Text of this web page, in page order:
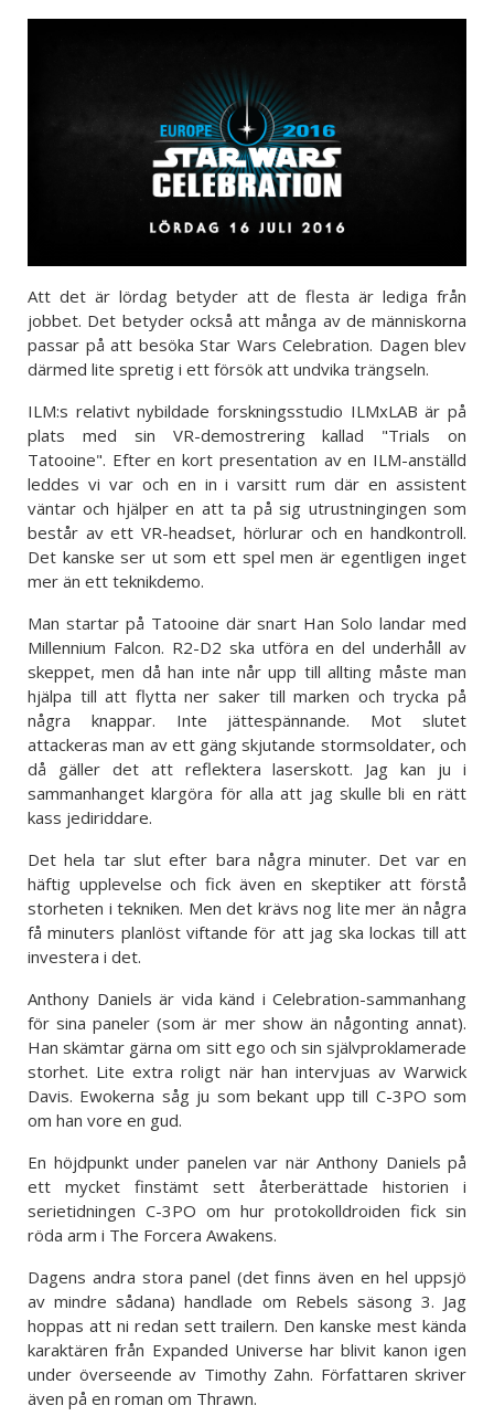
Att det är lördag betyder att de flesta är lediga från
jobbet. Det betyder också att många av de människorna
passar på att besöka Star Wars Celebration. Dagen blev
därmed lite spretig i ett försök att undvika trängseln.
ILM:s relativt nybildade forskningsstudio ILMxLAB är på
plats med sin VR-demostrering kallad "Trials on
Tatooine". Efter en kort presentation av en ILM-anställd
leddes vi var och en in i varsitt rum där en assistent
väntar och hjälper en att ta på sig utrustningingen som
består av ett VR-headset, hörlurar och en handkontroll.
Det kanske ser ut som ett spel men är egentligen inget
mer än ett teknikdemo.
Man startar på Tatooine där snart Han Solo landar med
Millennium Falcon. R2-D2 ska utföra en del underhåll av
skeppet, men då han inte når upp till allting måste man
hjälpa till att flytta ner saker till marken och trycka på
några knappar. Inte jättespännande. Mot slutet
attackeras man av ett gäng skjutande stormsoldater, och
då gäller det att reflektera laserskott. Jag kan ju i
sammanhanget klargöra för alla att jag skulle bli en rätt
kass jediriddare.
Det hela tar slut efter bara några minuter. Det var en
häftig upplevelse och fick även en skeptiker att förstå
storheten i tekniken. Men det krävs nog lite mer än några
få minuters planlöst viftande för att jag ska lockas till att
investera i det.
Anthony Daniels är vida känd i Celebration-sammanhang
för sina paneler (som är mer show än någonting annat).
Han skämtar gärna om sitt ego och sin självproklamerade
storhet. Lite extra roligt när han intervjuas av Warwick
Davis. Ewokerna såg ju som bekant upp till C-3PO som
om han vore en gud.
En höjdpunkt under panelen var när Anthony Daniels på
ett mycket finstämt sett återberättade historien i
serietidningen C-3PO om hur protokolldroiden fick sin
röda arm i The Forcera Awakens.
Dagens andra stora panel (det finns även en hel uppsjö
av mindre sådana) handlade om Rebels säsong 3. Jag
hoppas att ni redan sett trailern. Den kanske mest kända
karaktären från Expanded Universe har blivit kanon igen
under överseende av Timothy Zahn. Författaren skriver
även på en roman om Thrawn.